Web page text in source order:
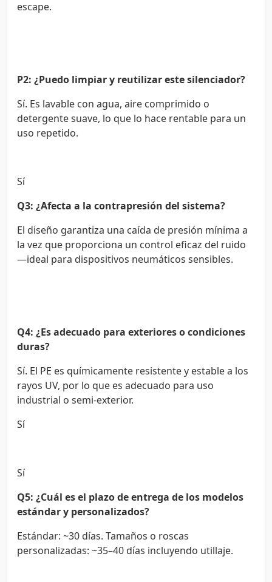
escape.
P2: ¿Puedo limpiar y reutilizar este silenciador?
Sí. Es lavable con agua, aire comprimido o
detergente suave, lo que lo hace rentable para un
uso repetido.
Sí
Q3: ¿Afecta a la contrapresión del sistema?
El diseño garantiza una caída de presión mínima a
la vez que proporciona un control eficaz del ruido
—ideal para dispositivos neumáticos sensibles.
Q4: ¿Es adecuado para exteriores o condiciones
duras?
Sí. El PE es químicamente resistente y estable a los
rayos UV, por lo que es adecuado para uso
industrial o semi-exterior.
Sí
Sí
Q5: ¿Cuál es el plazo de entrega de los modelos
estándar y personalizados?
Estándar: ~30 días. Tamaños o roscas
personalizadas: ~35–40 días incluyendo utillaje.